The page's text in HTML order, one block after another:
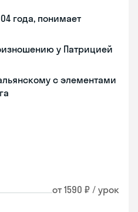
года, понимает
у Патрицией
с элементами
от 1590 ₽ / урок